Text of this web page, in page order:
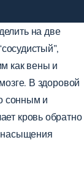
на две
как вены и
В здоровой
сонным и
кровь обратно
насыщения